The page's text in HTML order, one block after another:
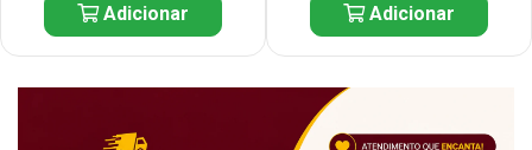
Adicionar Adicionar